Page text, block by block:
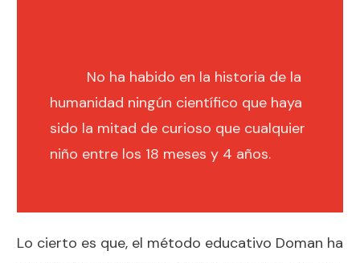
No ha habido en la historia de la
humanidad ningún científico que haya
sido la mitad de curioso que cualquier
niño entre los 18 meses y 4 años.
Lo cierto es que, el método educativo Doman ha